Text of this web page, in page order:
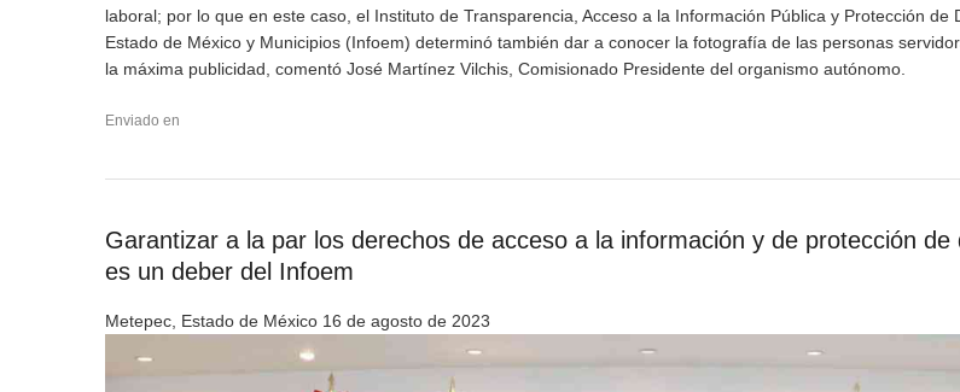
laboral; por lo que en este caso, el Instituto de Transparencia, Acceso a la Información Pública y Protección de
Estado de México y Municipios (Infoem) determinó también dar a conocer la fotografía de las personas
la máxima publicidad, comentó José Martínez Vilchis, Comisionado Presidente del organismo autónomo.
Enviado en
Garantizar a la par los derechos de acceso a la información y de protección de
es un deber del Infoem
Metepec, Estado de México 16 de agosto de 2023